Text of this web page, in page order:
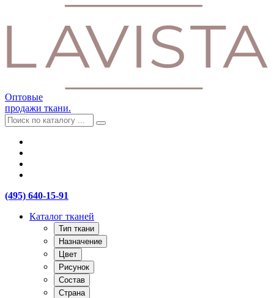
Оптовые
продажи ткани.
(495) 640-15-91
Каталог тканей
Тип ткани
Назначение
Цвет
Рисунок
Состав
Страна